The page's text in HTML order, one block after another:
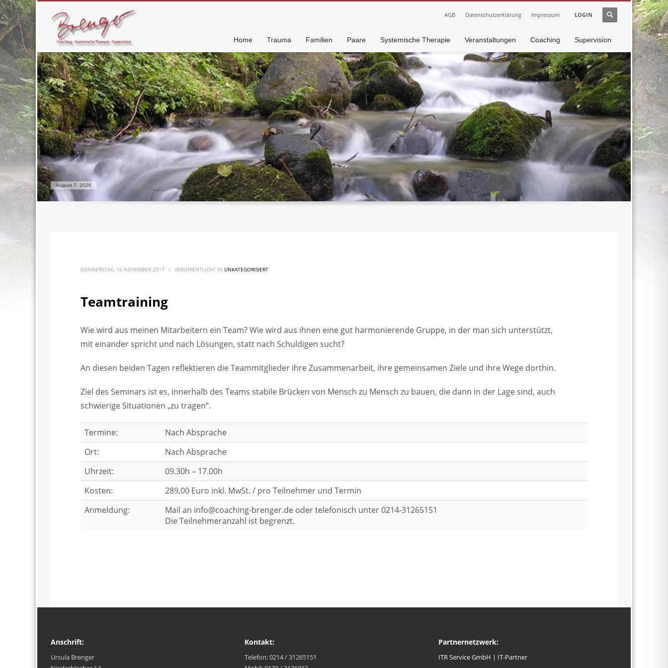
AGB Datenschutzerklärung Impressum LOGIN
Home Trauma Familien Paare Systemische Therapie Veranstaltungen Coaching Supervision
August 7, 2026
DONNERSTAG, 16 NOVEMBER 2017 / VERÖFFENTLICHT IN UNKATEGORISIERT
Teamtraining
Wie wird aus meinen Mitarbeitern ein Team? Wie wird aus ihnen eine gut harmonierende Gruppe, in der man sich unterstützt,
mit einander spricht und nach Lösungen, statt nach Schuldigen sucht?
An diesen beiden Tagen reflektieren die Teammitglieder ihre Zusammenarbeit, ihre gemeinsamen Ziele und ihre Wege dorthin.
Ziel des Seminars ist es, innerhalb des Teams stabile Brücken von Mensch zu Mensch zu bauen, die dann in der Lage sind, auch
schwierige Situationen „zu tragen“.
Termine:
Nach Absprache
Ort:
Nach Absprache
Uhrzeit:
09.30h – 17.00h
Kosten:
289,00 Euro inkl. MwSt. / pro Teilnehmer und Termin
Anmeldung:
Mail an info@coaching-brenger.de oder telefonisch unter 0214-31265151
Die Teilnehmeranzahl ist begrenzt.
Anschrift:
Ursula Brenger
Kontakt:
Telefon: 0214 / 31265151
Partnernetzwerk:
ITR Service GmbH | IT-Partner